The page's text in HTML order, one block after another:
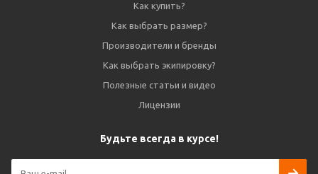
Как купить?
Как выбрать размер?
Производители и бренды
Как выбрать экипировку?
Полезные статьи и видео
Лицензии
Будьте всегда в курсе!